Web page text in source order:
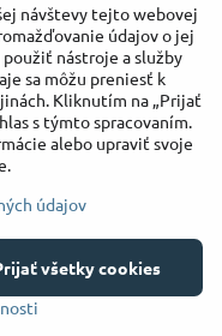
na sklade
alebo na odoslanie!
návštevy tejto webovej
údajov o jej
nástroje a služby
sa môžu preniesť k
Kliknutím na „Prijať
s týmto spracovaním.
alebo upraviť svoje
údajov
všetky cookies